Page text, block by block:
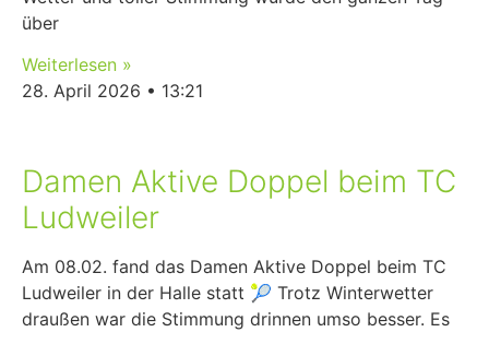
über
Weiterlesen »
28. April 2026
13:21
Damen Aktive Doppel beim TC
Ludweiler
Am 08.02. fand das Damen Aktive Doppel beim TC
Ludweiler in der Halle statt 🎾 Trotz Winterwetter
draußen war die Stimmung drinnen umso besser. Es